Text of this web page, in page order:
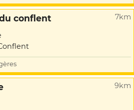
conflent 7km
9km